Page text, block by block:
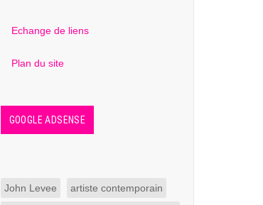
Echange de liens
Plan du site
GOOGLE ADSENSE
John Levee artiste contemporain